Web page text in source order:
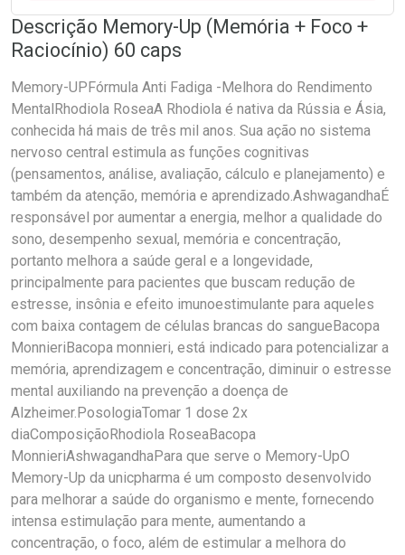
Descrição Memory-Up (Memória + Foco +
Raciocínio) 60 caps
Memory-UPFórmula Anti Fadiga -Melhora do Rendimento
MentalRhodiola RoseaA Rhodiola é nativa da Rússia e Ásia,
conhecida há mais de três mil anos. Sua ação no sistema
nervoso central estimula as funções cognitivas
(pensamentos, análise, avaliação, cálculo e planejamento) e
também da atenção, memória e aprendizado.AshwagandhaÉ
responsável por aumentar a energia, melhor a qualidade do
sono, desempenho sexual, memória e concentração,
portanto melhora a saúde geral e a longevidade,
principalmente para pacientes que buscam redução de
estresse, insônia e efeito imunoestimulante para aqueles
com baixa contagem de células brancas do sangueBacopa
MonnieriBacopa monnieri, está indicado para potencializar a
memória, aprendizagem e concentração, diminuir o estresse
mental auxiliando na prevenção a doença de
Alzheimer.PosologiaTomar 1 dose 2x
diaComposiçãoRhodiola RoseaBacopa
MonnieriAshwagandhaPara que serve o Memory-UpO
Memory-Up da unicpharma é um composto desenvolvido
para melhorar a saúde do organismo e mente, fornecendo
intensa estimulação para mente, aumentando a
concentração, o foco, além de estimular a melhora do